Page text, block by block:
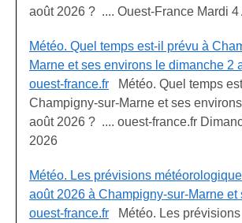
août 2026 ? .... Ouest-France Mardi 4
Météo. Quel temps est-il prévu à
Marne et ses environs le dimanche 2
ouest-france.fr Météo. Quel temps
Champigny-sur-Marne et ses
août 2026 ? .... ouest-france.fr
2026
Météo. Les prévisions
août 2026 à Champigny-sur-Marne et
ouest-france.fr Météo. Les prévisions